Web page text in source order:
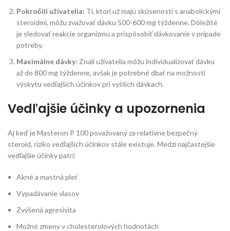
Pokročilí užívatelia: Tí, ktorí už majú skúsenosti s anabolickými
steroidmi, môžu zvažovať dávku 500-600 mg týždenne. Dôležité
je sledovať reakcie organizmu a prispôsobiť dávkovanie v prípade
potreby.
Maximálne dávky: Znalí užívatelia môžu individualizovať dávku
až do 800 mg týždenne, avšak je potrebné dbať na možnosti
výskytu vedľajších účinkov pri vyšších dávkach.
Vedľajšie účinky a upozornenia
Aj keď je Masteron P 100 považovaný za relatívne bezpečný
steroid, riziko vedľajších účinkov stále existuje. Medzi najčastejšie
vedľajšie účinky patrí:
Akné a mastná pleť
Vypadávanie vlasov
Zvýšená agresivita
Možné zmeny v cholesterolových hodnotách